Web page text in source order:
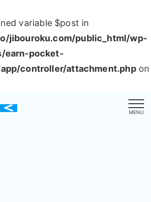
variable $post in
jibouroku.com/public_html/wp-
earn-pocket-
controller/attachment.phpon
MENU